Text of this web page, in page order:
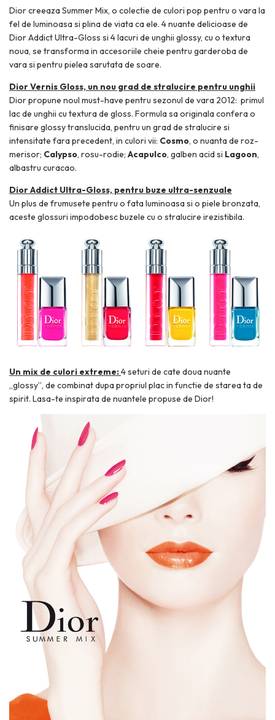
Dior creeaza Summer Mix, o colectie de culori pop pentru o vara la
fel de luminoasa si plina de viata ca ele. 4 nuante delicioase de
Dior Addict Ultra-Gloss si 4 lacuri de unghii glossy, cu o textura
noua, se transforma in accesoriile cheie pentru garderoba de
vara si pentru pielea sarutata de soare.
Dior Vernis Gloss, un nou grad de stralucire pentru unghii
Dior propune noul must-have pentru sezonul de vara 2012: primul
lac de unghii cu textura de gloss. Formula sa originala confera o
finisare glossy translucida, pentru un grad de stralucire si
intensitate fara precedent, in culori vii: Cosmo, o nuanta de roz-
merisor; Calypso, rosu-rodie; Acapulco, galben acid si Lagoon,
albastru curacao.
Dior Addict Ultra-Gloss, pentru buze ultra-senzuale
Un plus de frumusete pentru o fata luminoasa si o piele bronzata,
aceste glossuri impodobesc buzele cu o stralucire irezistibila.
Un mix de culori extreme:4 seturi de cate doua nuante
„glossy”, de combinat dupa propriul plac in functie de starea ta de
spirit. Lasa-te inspirata de nuantele propuse de Dior!